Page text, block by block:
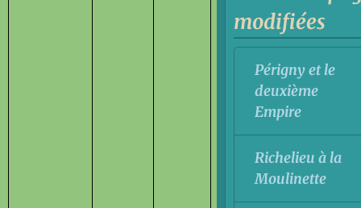
modifiées
Périgny et le
deuxième
Empire
Richelieu à la
Moulinette